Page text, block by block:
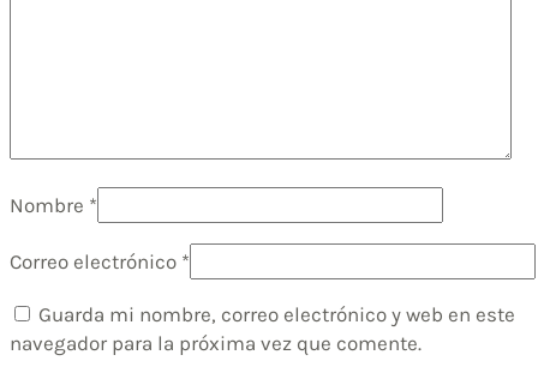
Nombre *
Correo electrónico *
Guarda mi nombre, correo electrónico y web en este
navegador para la próxima vez que comente.